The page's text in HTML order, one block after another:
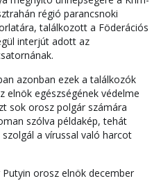
régió parancsnoki
találkozott a Föderációs
interjút adott az
azonban ezek a találkozók
elnök egészségének védelme
sok orosz polgár számára
szólva példakép, tehát
a vírussal való harcot
orosz elnök december